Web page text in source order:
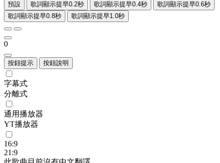
預設 歌詞顯示提早0.2秒 歌詞顯示提早0.4秒
歌詞顯示提早0.6秒
歌詞顯示提早0.8秒
歌詞顯示提早1.0秒
0
按鈕提示 按鈕說明
字幕式
分離式
通用播放器
YT播放器
16:9
21:9